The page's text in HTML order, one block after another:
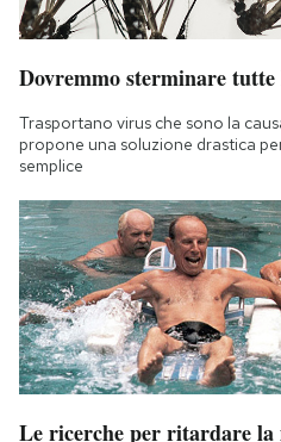
Dovremmo sterminare tutte
Trasportano virus che sono la
propone una soluzione drastica
semplice
Le ricerche per ritardare la